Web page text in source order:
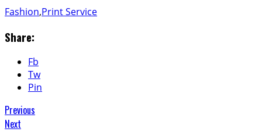
Fashion,Print Service
Share:
Fb
Tw
Pin
Previous
Next